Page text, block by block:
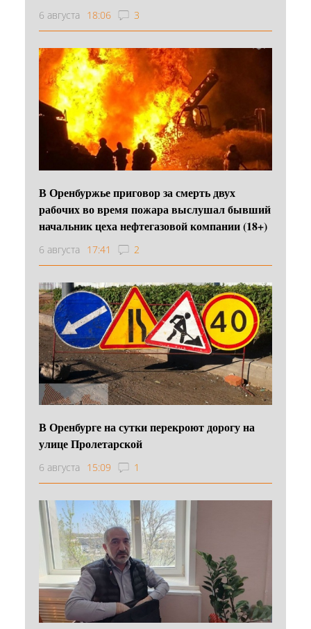
6 августа 18:06 3
В Оренбуржье приговор за смерть двух
рабочих во время пожара выслушал бывший
начальник цеха нефтегазовой компании (18+)
6 августа 17:41 2
В Оренбурге на сутки перекроют дорогу на
улице Пролетарской
6 августа 15:09 1